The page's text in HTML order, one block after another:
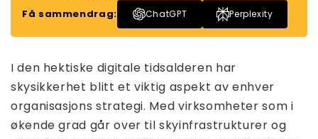
Få sammendrag: ChatGPT Perplexity
I den hektiske digitale tidsalderen har
skysikkerhet blitt et viktig aspekt av enhver
organisasjons strategi. Med virksomheter som i
økende grad går over til skyinfrastrukturer og